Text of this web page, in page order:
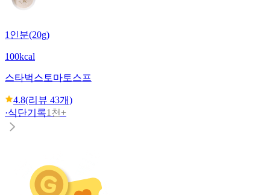
1인분(20g)
100kcal
스타벅스 토마토스프
4.8(리뷰 43개)
·식단기록1천+